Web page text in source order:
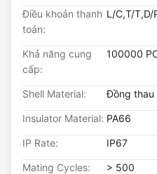
Điều khoản thanh
toán:
L/C,T/T,D/
Khả năng cung
cấp:
100000
Shell Material: Đồng thau
Insulator Material: PA66
IP Rate: IP67
Mating Cycles: > 500